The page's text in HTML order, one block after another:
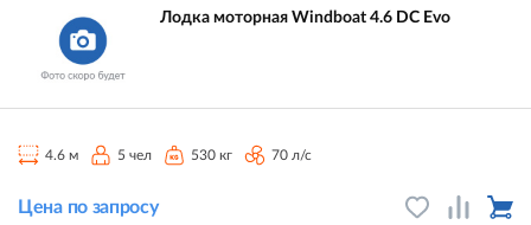
Лодка моторная Windboat 4.6 DC Evo
4.6 м 5 чел 530 кг 70 л/с
Цена по запросу